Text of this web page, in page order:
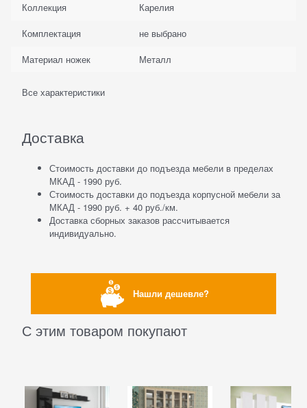
Коллекция
Карелия
Комплектация
не выбрано
Материал ножек
Металл
Все характеристики
Доставка
Стоимость доставки до подъезда мебели в пределах
МКАД - 1990 руб.
Стоимость доставки до подъезда корпусной мебели за
МКАД - 1990 руб. + 40 руб./км.
Доставка сборных заказов рассчитывается
индивидуально.
Нашли дешевле?
С этим товаром покупают